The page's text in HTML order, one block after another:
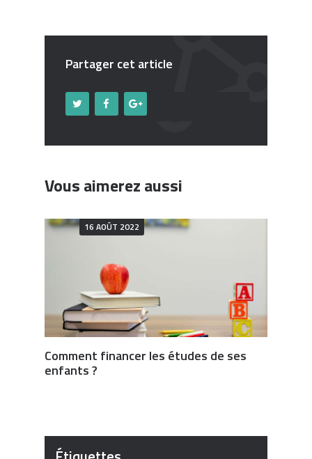
Partager cet article
Vous aimerez aussi
16 AOÛT 2022
Comment financer les études de ses
enfants ?